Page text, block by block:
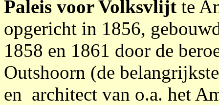
Paleis voor Volksvlijt te
opgericht in 1856,
1858 en 1861 door de
Outshoorn (de
en architect van o.a. het